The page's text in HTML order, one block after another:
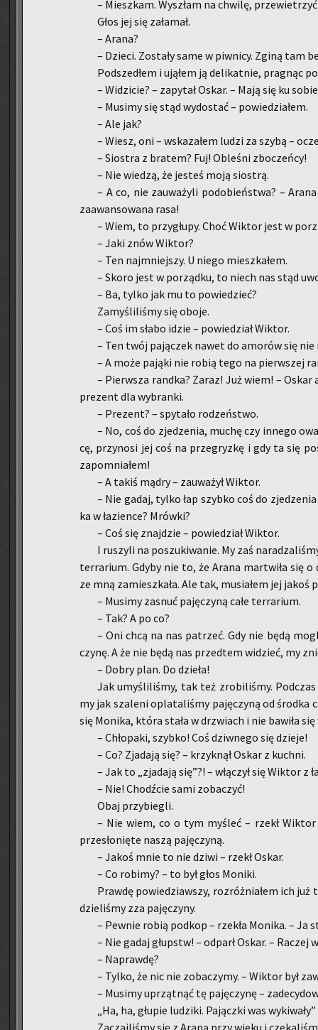
– Miesz­kam. Wy­szłam na chwi­lę,
Głos jej się za­ła­mał.
– Arana?
– Dzie­ci. Zo­sta­ły same w piw­ni­cy. Zginą tam
Pod­sze­dłem i ują­łem ją de­li­kat­nie, pra­gnąc
– Wi­dzi­cie? – za­py­tał Oskar. – Mają się ku
– Mu­si­my się stąd wy­do­stać – po­wie­dzia­łem.
– Ale jak?
– Wiesz, oni – wska­za­łem ludzi za szybą –
– Sio­stra z bra­tem? Fuj! Ob­le­śni zbo­czeń­cy!
– Nie wie­dzą, że je­steś moją sio­strą.
– A co, nie za­uwa­ży­li po­do­bień­stwa? –
za­awan­so­wa­na rasa!
– Wiem, to przy­głu­py. Choć Wik­tor jest w
– Jaki znów Wik­tor?
– Ten naj­mniej­szy. U niego miesz­ka­łem.
– Skoro jest w po­rząd­ku, to niech nas stąd
– Ba, tylko jak mu to po­wie­dzieć?
Za­my­śli­li­śmy się oboje.
– Coś im słabo idzie – po­wie­dział Wik­tor.
– Ten twój pa­ją­czek nawet do amo­rów się nie
– A może pa­ją­ki nie robią tego na pierw­szej
– Pierw­sza rand­ka? Zaraz! Już wiem! – Oskar
pre­zent dla wy­bran­ki.
– Pre­zent? – spy­ta­ło ro­dzeń­stwo.
– No, coś do zje­dze­nia, muchę czy in­ne­go
cę, przy­no­si jej coś na prze­gryz­kę i gdy ta się
za­po­mnia­łem!
– A takiś mądry – za­uwa­żył Wik­tor.
– Nie gadaj, tylko łap szyb­ko coś do
ka w ła­zien­ce? Mrów­ki?
– Coś się znaj­dzie – po­wie­dział Wik­tor.
I ru­szy­li na po­szu­ki­wa­nie. My zaś
ter­ra­rium. Gdyby nie to, że Arana mar­twi­ła się
ze mną za­miesz­ka­ła. Ale tak, mu­sia­łem jej jakoś
– Mu­si­my za­snuć pa­ję­czy­ną całe ter­ra­rium.
– Tak? A po co?
– Oni chcą na nas pa­trzeć. Gdy nie będą
czy­nę. A że nie będą nas przed­tem wi­dzieć, my
– Dobry plan. Do dzie­ła!
Jak umy­śli­li­śmy, tak też zro­bi­li­śmy.
my jak sza­le­ni opla­ta­li­śmy pa­ję­czy­ną od środ­ka
się Mo­ni­ka, która stała w drzwiach i nie ba­wi­ła
– Chło­pa­ki, szyb­ko! Coś dziw­ne­go się dzie­je!
– Co? Zja­da­ją się? – krzyk­nął Oskar z kuch­ni.
– Jak to „zja­da­ją się”?! – włą­czył się Wik­tor z
– Nie! Chodź­cie sami zo­ba­czyć!
Obaj przy­bie­gli.
– Nie wiem, co o tym my­śleć – rzekł
prze­sło­nię­te naszą pa­ję­czy­ną.
– Jakoś mnie to nie dziwi – rzekł Oskar.
– Co ro­bi­my? – to był głos Mo­ni­ki.
Praw­dę po­wie­dziaw­szy, roz­róż­nia­łem ich
dzie­li­śmy zza pa­ję­czy­ny.
– Pew­nie robią pod­kop – rze­kła Mo­ni­ka. – Ja
– Nie gadaj głupstw! – od­parł Oskar. – Ra­czej
– Na­praw­dę?
– Tylko, że nic nie zo­ba­czy­my. – Wik­tor był
– Mu­si­my uprząt­nąć tę pa­ję­czy­nę –
„Ha, ha, głu­pie lu­dzi­ki. Pa­jącz­ki was
Za­cza­ili­śmy się z Araną przy wieku i